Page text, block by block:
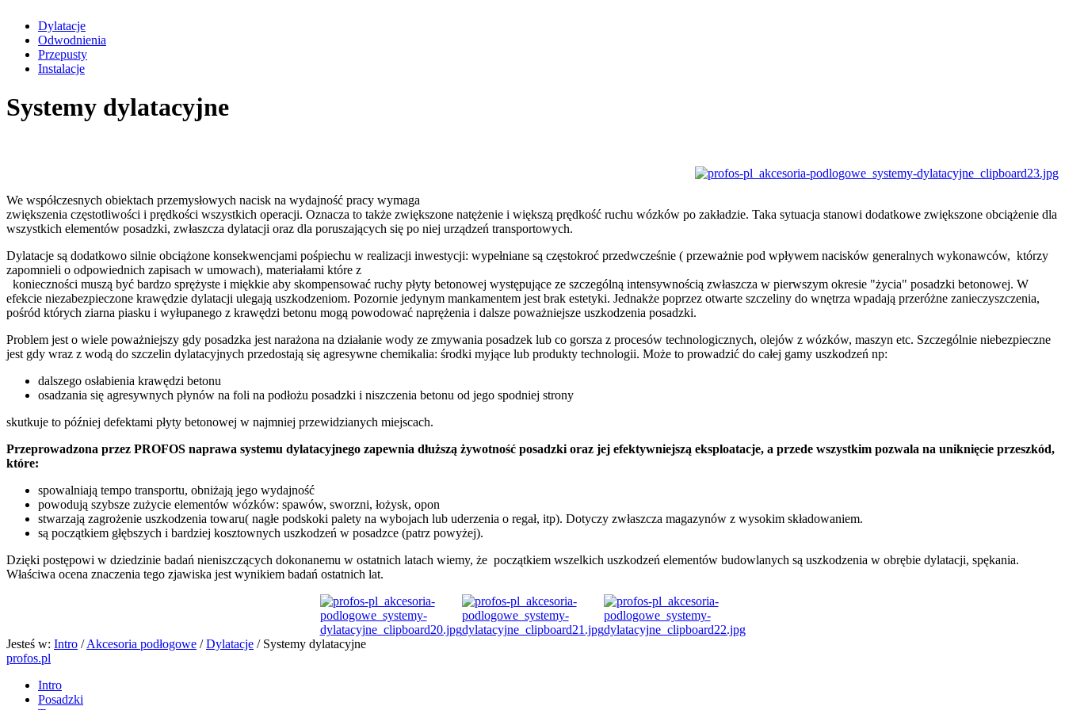
Dylatacje
Odwodnienia
Przepusty
Instalacje
Systemy dylatacyjne
We współczesnych obiektach przemysłowych nacisk na wydajność pracy wymaga
zwiększenia częstotliwości i prędkości wszystkich operacji. Oznacza to także zwiększone natężenie i większą prędkość ruchu wózków po zakładzie. Taka sytuacja stanowi dodatkowe zwiększone obciążenie dla
wszystkich elementów posadzki, zwłaszcza dylatacji oraz dla poruszających się po niej urządzeń transportowych.
Dylatacje są dodatkowo silnie obciążone konsekwencjami pośpiechu w realizacji inwestycji: wypełniane są częstokroć przedwcześnie ( przeważnie pod wpływem nacisków generalnych wykonawców, którzy
zapomnieli o odpowiednich zapisach w umowach), materiałami które z
konieczności muszą być bardzo sprężyste i miękkie aby skompensować ruchy płyty betonowej występujące ze szczególną intensywnością zwłaszcza w pierwszym okresie "życia" posadzki betonowej. W
efekcie niezabezpieczone krawędzie dylatacji ulegają uszkodzeniom. Pozornie jedynym mankamentem jest brak estetyki. Jednakże poprzez otwarte szczeliny do wnętrza wpadają przeróżne zanieczyszczenia,
pośród których ziarna piasku i wyłupanego z krawędzi betonu mogą powodować naprężenia i dalsze poważniejsze uszkodzenia posadzki.
Problem jest o wiele poważniejszy gdy posadzka jest narażona na działanie wody ze zmywania posadzek lub co gorsza z procesów technologicznych, olejów z wózków, maszyn etc. Szczególnie niebezpieczne
jest gdy wraz z wodą do szczelin dylatacyjnych przedostają się agresywne chemikalia: środki myjące lub produkty technologii. Może to prowadzić do całej gamy uszkodzeń np:
dalszego osłabienia krawędzi betonu
osadzania się agresywnych płynów na foli na podłożu posadzki i niszczenia betonu od jego spodniej strony
skutkuje to później defektami płyty betonowej w najmniej przewidzianych miejscach.
Przeprowadzona przez PROFOS naprawa systemu dylatacyjnego zapewnia dłuższą żywotność posadzki oraz jej efektywniejszą eksploatacje, a przede wszystkim pozwala na uniknięcie przeszkód,
które:
spowalniają tempo transportu, obniżają jego wydajność
powodują szybsze zużycie elementów wózków: spawów, sworzni, łożysk, opon
stwarzają zagrożenie uszkodzenia towaru( nagłe podskoki palety na wybojach lub uderzenia o regał, itp). Dotyczy zwłaszcza magazynów z wysokim składowaniem.
są początkiem głębszych i bardziej kosztownych uszkodzeń w posadzce (patrz powyżej).
Dzięki postępowi w dziedzinie badań nieniszczących dokonanemu w ostatnich latach wiemy, że początkiem wszelkich uszkodzeń elementów budowlanych są uszkodzenia w obrębie dylatacji, spękania.
Właściwa ocena znaczenia tego zjawiska jest wynikiem badań ostatnich lat.
Jesteś w: Intro / Akcesoria podłogowe / Dylatacje /Systemy dylatacyjne
profos.pl
Intro
Posadzki